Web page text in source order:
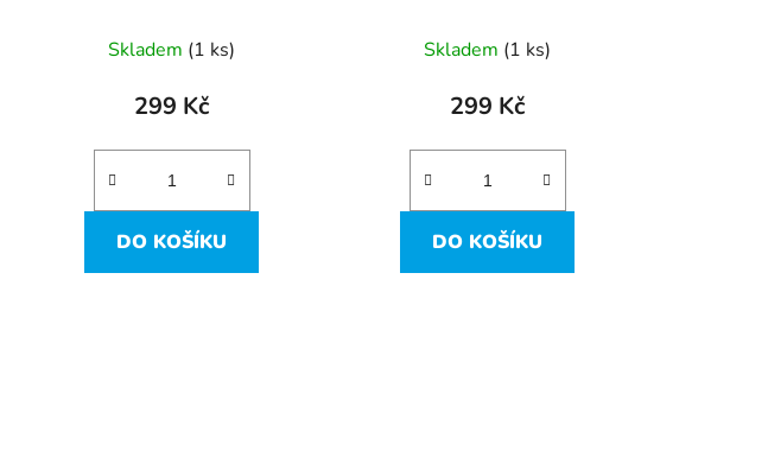
Skladem (1 ks)
299 Kč
DO KOŠÍKU
Skladem (1 ks)
299 Kč
DO KOŠÍKU